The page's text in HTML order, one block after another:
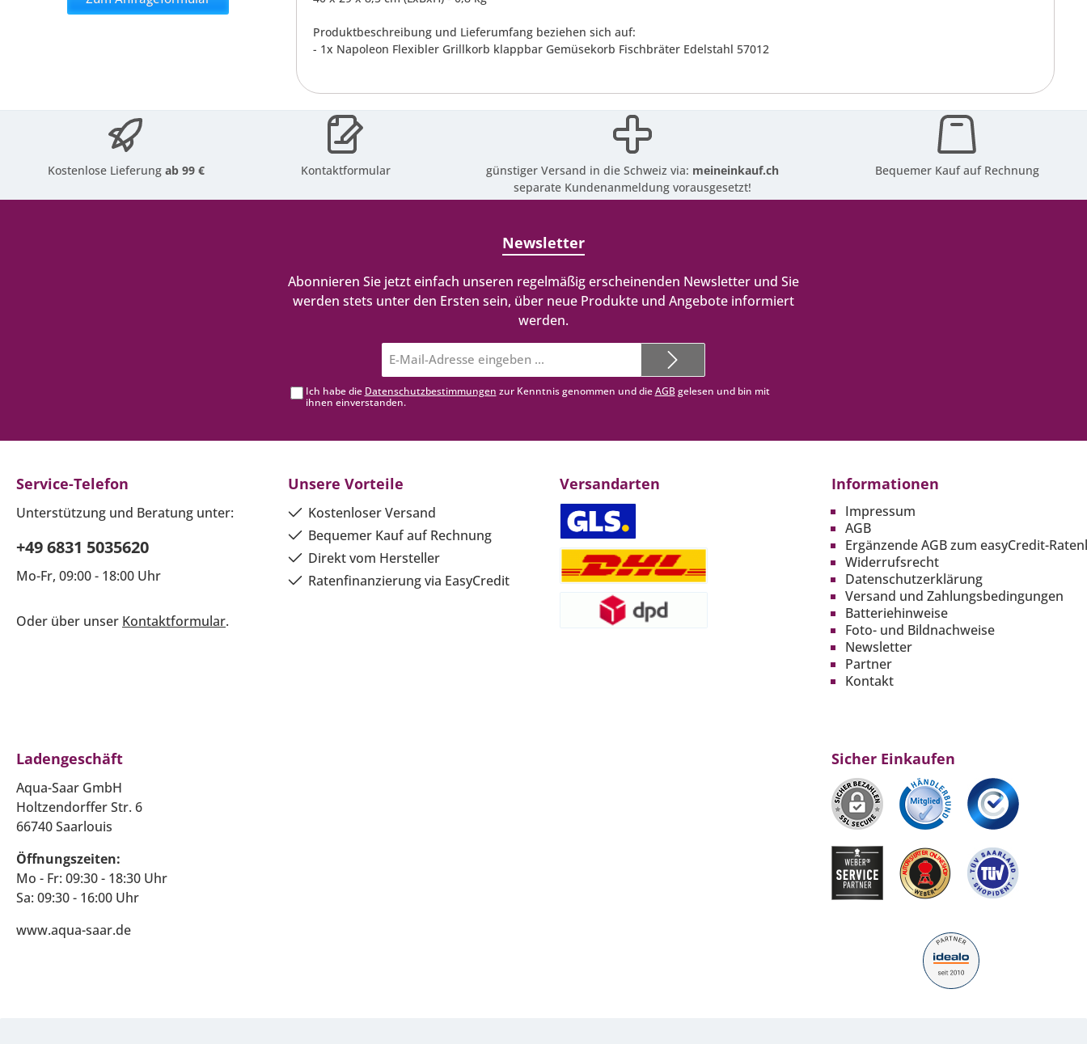
Produktbeschreibung und Lieferumfang beziehen sich auf:
- 1x Napoleon Flexibler Grillkorb klappbar Gemüsekorb Fischbräter Edelstahl 57012
Kostenlose Lieferungab 99 € Kontaktformular günstiger Versand in die Schweiz via: meineinkauf.ch
separate Kundenanmeldung vorausgesetzt!
Bequemer Kauf auf Rechnung
Newsletter
Abonnieren Sie jetzt einfach unseren regelmäßig erscheinenden Newsletter und Sie
werden stets unter den Ersten sein, über neue Produkte und Angebote informiert
werden.
Mail-
Adresse*
Ich habe die Datenschutzbestimmungen zur Kenntnis genommen und dieAGBgelesen und bin mit
ihnen einverstanden.
Service-Telefon
Unterstützung und Beratung unter:
+49 6831 5035620
Mo-Fr, 09:00 - 18:00 Uhr
Oder über unser Kontaktformular.
Unsere Vorteile
Kostenloser Versand
Bequemer Kauf auf Rechnung
Direkt vom Hersteller
Ratenfinanzierung via EasyCredit
Versandarten Informationen
Impressum
AGB
Ergänzende AGB zum easyCredit-
Widerrufsrecht
Datenschutzerklärung
Versand und Zahlungsbedingungen
Batteriehinweise
Foto- und Bildnachweise
Newsletter
Partner
Kontakt
Ladengeschäft
Aqua-Saar GmbH
Holtzendorffer Str. 6
66740 Saarlouis
Öffnungszeiten:
Mo - Fr: 09:30 - 18:30 Uhr
Sa: 09:30 - 16:00 Uhr
www.aqua-saar.de
Sicher Einkaufen